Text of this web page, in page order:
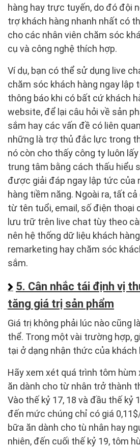
hàng hay trực tuyến, do đó đội
trợ khách hàng nhanh nhất có
cho các nhân viên chăm sóc
cụ và công nghệ thích hợp.
Ví dụ, bạn có thể sử dụng live
chăm sóc khách hàng ngay lập
thông báo khi có bất cứ khách
website, để lại câu hỏi về sản
sắm hay các vấn đề có liên
những là trợ thủ đắc lực trong
nó còn cho thấy công ty luôn
trung tâm bằng cách thấu hiểu
được giải đáp ngay lập tức của
hàng tiềm năng. Ngoài ra, tất
từ tên tuổi, email, số điện thoại
lưu trữ trên live chat tùy theo
nên hệ thống dữ liệu khách
remarketing hay chăm sóc
sắm.
5. Cân nhắc tái định vị
tăng giá trị sản phẩm
Giá trị không phải lúc nào cũng
thể. Trong một vài trường hợp,
tại ở dạng nhận thức của khách
Hãy xem xét quá trình tôm
ăn dành cho từ nhân trở thành
Vào thế kỷ 17, 18 và đầu thế kỷ
đến mức chúng chỉ có giá
bữa ăn dành cho tù nhân hay
nhiên, đến cuối thế kỷ 19, tôm